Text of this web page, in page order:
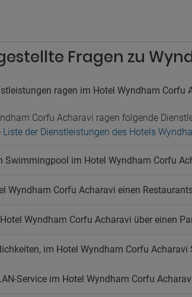
Fragen zu
ragen im Hotel Wyndham Corfu
Corfu Acharavi ragen folgende
der Dienstleistungen des Hotels
Swimmingpool im Hotel Wyndham Corfu
Wyndham Corfu Acharavi einen
Wyndham Corfu Acharavi über einen
im Hotel Wyndham Corfu Acharavi
Service im Hotel Wyndham Corfu